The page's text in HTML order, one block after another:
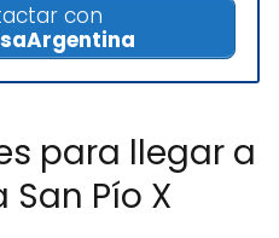
con
para llegar a
Pío X